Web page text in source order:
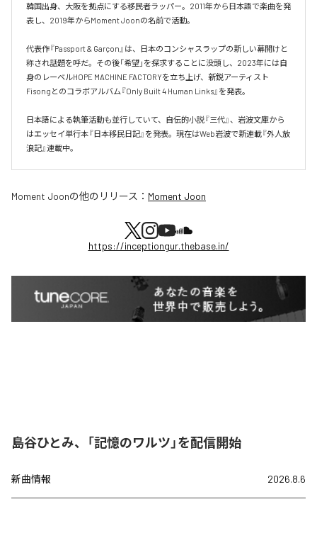
韓国出身、大阪を拠点にする移民者ラッパー。2011年から日本語で楽曲を発
表し、2019年からMoment Joonの名前で活動。
代表作『Passport & Garçon』は、日本のコンシャスラップの新しい幕開けと
称され話題を呼だ。その後「希望」を探求することに没頭し、2023年には自
身のレーベルHOPE MACHINE FACTORYを立ち上げ、新鋭アーティスト
Fisongとのコラボアルバム『Only Built 4 Human Links』を発表。
日本語による執筆活動も並行していて、自伝的小説『三代』、岩波文庫から
はエッセイ単行本『日本移民日記』を発表。現在はWeb岩波で新連載『外人放
浪記』連載中。
Moment Joonの他のリリース： Moment Joon
https://inceptiongur.thebase.in/
島谷ひとみ、「記憶のワルツ」を配信開始
新曲情報 2026.8.6